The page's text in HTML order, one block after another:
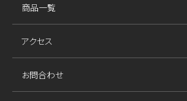
商品一覧
アクセス
お問合わせ